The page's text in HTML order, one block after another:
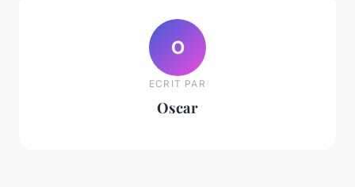
O
ECRIT PAR
Oscar